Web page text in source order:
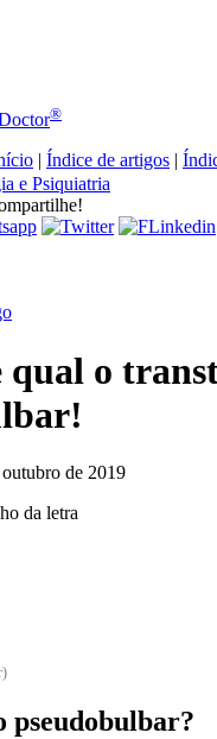
®
| Índice de artigos |
e Psiquiatria
qual o
de 2019
da letra
pseudobulbar?